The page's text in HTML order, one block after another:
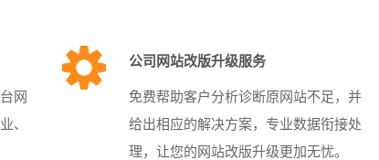
网
、
公司网站改版升级服务
免费帮助客户分析诊断原网站不足，并
给出相应的解决方案，专业数据衔接处
理，让您的网站改版升级更加无忧。